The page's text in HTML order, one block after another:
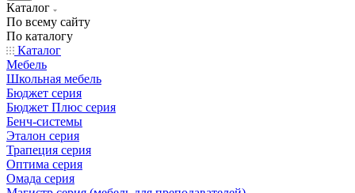
Каталог
По всему сайту
По каталогу
Каталог
Мебель
Школьная мебель
Бюджет серия
Бюджет Плюс серия
Бенч-системы
Эталон серия
Трапеция серия
Оптима серия
Омада серия